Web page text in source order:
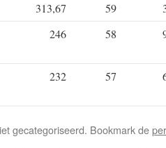
313,67 59
246 58
232 57
gecategoriseerd. Bookmark de